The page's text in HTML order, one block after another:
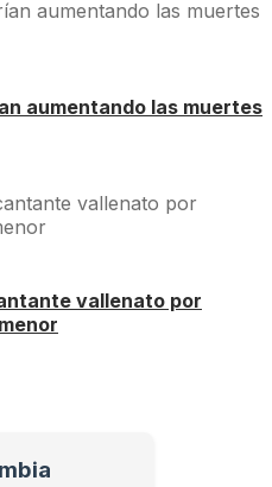
aumentando las muertes
vallenato por